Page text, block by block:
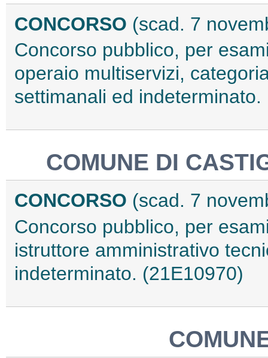
CONCORSO (scad. 7
Concorso pubblico, per
operaio multiservizi,
settimanali ed
COMUNE DI
CONCORSO (scad. 7
Concorso pubblico, per
istruttore amministrativo
indeterminato. (21E10970)